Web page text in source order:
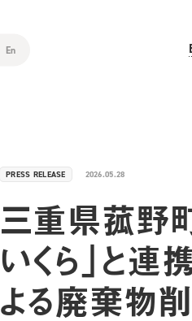
En
PRESS RELEASE 2026.05.28
三重県菰野
いくら」と
よる廃棄物